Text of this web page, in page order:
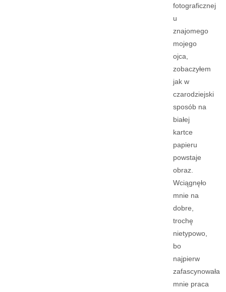
fotograficznej
u
znajomego
mojego
ojca,
zobaczyłem
jak w
czarodziejski
sposób na
białej
kartce
papieru
powstaje
obraz.
Wciągnęło
mnie na
dobre,
trochę
nietypowo,
bo
najpierw
zafascynowała
mnie praca